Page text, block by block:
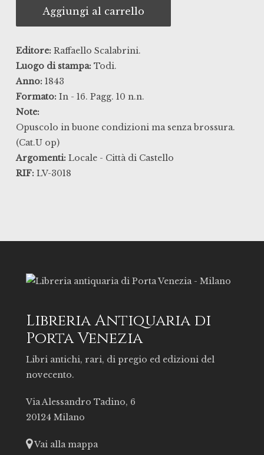
Aggiungi al carrello
Editore: Raffaello Scalabrini.
Luogo di stampa: Todi.
Anno: 1843
Formato: In - 16. Pagg. 10 n.n.
Note:
Opuscolo in buone condizioni ma senza brossura.
(Cat.U op)
Argomenti: Locale - Città di Castello
RIF: LV-3018
Libreria Antiquaria di
Porta Venezia
Libri antichi, rari, di pregio ed edizioni del
novecento.
Via Alessandro Tadino, 6
20124 Milano
Vai alla mappa